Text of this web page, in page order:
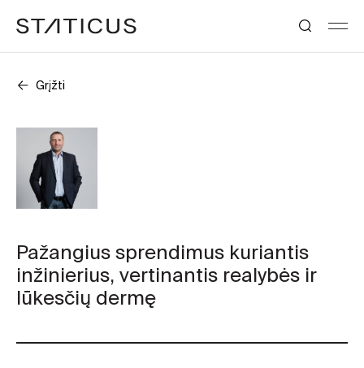
Grįžti
Pažangius sprendimus kuriantis
inžinierius, vertinantis realybės ir
lūkesčių dermę